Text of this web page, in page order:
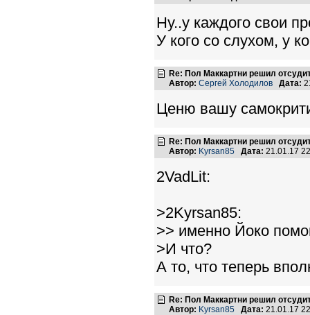
Ну..у каждого свои
У кого со слухом, у
Re: Пол Маккартни решил
Автор: Сергей Холодилов Дата:
Ценю вашу
Re: Пол Маккартни решил
Автор: Kyrsan85 Дата: 21.01.17
2VadLit:
>2Kyrsan85:
>> именно Йоко
>И что?
А то, что теперь
Re: Пол Маккартни решил
Автор: Kyrsan85 Дата: 21.01.17